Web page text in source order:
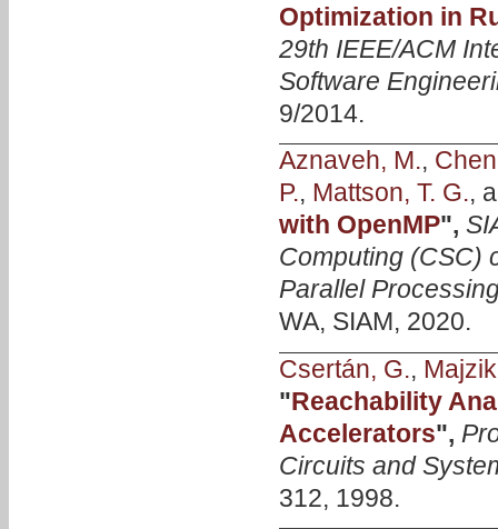
Optimization in
29th IEEE/ACM
Software
9/2014.
Aznaveh, M.,
P., Mattson, T. G.,
with OpenMP",
Computing (CSC)
Parallel
WA, SIAM, 2020.
Csertán, G.,
"Reachability
Accelerators",
Circuits and
312, 1998.